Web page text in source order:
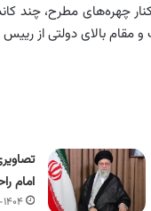
چهره‌های مطرح، چند
مقام بالای دولتی از
امام
۱۱-